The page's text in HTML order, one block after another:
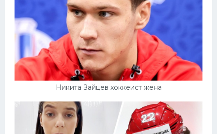
Никита Зайцев хоккеист жена